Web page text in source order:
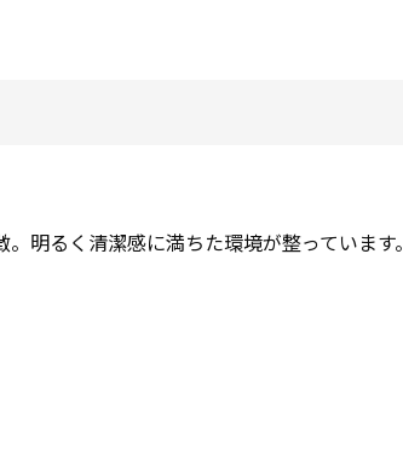
明るく清潔感に満ちた環境が整っています。